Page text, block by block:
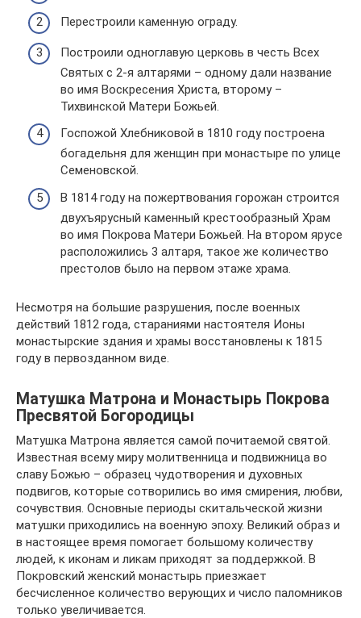
Перестроили каменную ограду.
Построили одноглавую церковь в честь Всех
Святых с 2-я алтарями – одному дали название
во имя Воскресения Христа, второму –
Тихвинской Матери Божьей.
Госпожой Хлебниковой в 1810 году построена
богадельня для женщин при монастыре по улице
Семеновской.
В 1814 году на пожертвования горожан строится
двухъярусный каменный крестообразный Храм
во имя Покрова Матери Божьей. На втором ярусе
расположились 3 алтаря, такое же количество
престолов было на первом этаже храма.
Несмотря на большие разрушения, после военных
действий 1812 года, стараниями настоятеля Ионы
монастырские здания и храмы восстановлены к 1815
году в первозданном виде.
Матушка Матрона и Монастырь Покрова
Пресвятой Богородицы
Матушка Матрона является самой почитаемой святой.
Известная всему миру молитвенница и подвижница во
славу Божью – образец чудотворения и духовных
подвигов, которые сотворились во имя смирения, любви,
сочувствия. Основные периоды скитальческой жизни
матушки приходились на военную эпоху. Великий образ и
в настоящее время помогает большому количеству
людей, к иконам и ликам приходят за поддержкой. В
Покровский женский монастырь приезжает
бесчисленное количество верующих и число паломников
только увеличивается.